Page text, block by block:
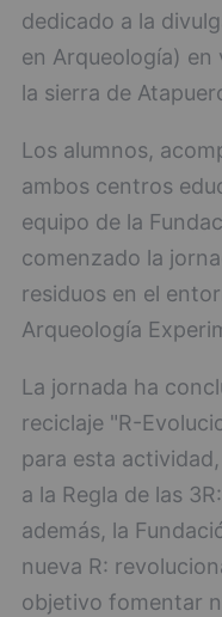
dedicado a la
en Arqueología)
la sierra de
Los alumnos,
ambos centros
equipo de la
comenzado la
residuos en el
Arqueología
La jornada ha
reciclaje "R-
para esta
a la Regla de las
además, la
nueva R:
objetivo fomentar